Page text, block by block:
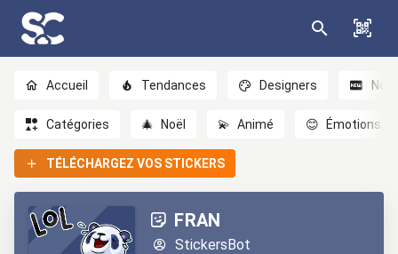
Accueil Tendances Designers
Catégories 🎄 Noël 💫 Animé 😊 Émotions
TÉLÉCHARGEZ VOS STICKERS
FRAN
StickersBot